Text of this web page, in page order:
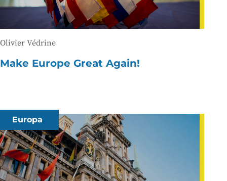
Olivier Védrine
Make Europe Great Again!
Europa